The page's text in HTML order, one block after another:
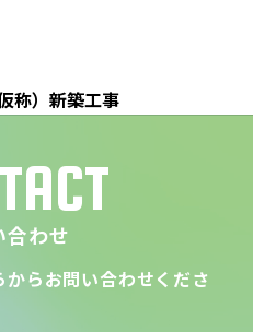
称）新築工事
合わせ
らお問い合わせくださ